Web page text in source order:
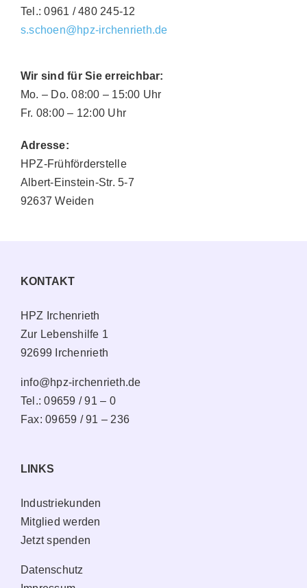
Tel.: 0961 / 480 245-12
s.schoen@hpz-irchenrieth.de
Wir sind für Sie erreichbar:
Mo. – Do. 08:00 – 15:00 Uhr
Fr. 08:00 – 12:00 Uhr
Adresse:
HPZ-Frühförderstelle
Albert-Einstein-Str. 5-7
92637 Weiden
KONTAKT
HPZ Irchenrieth
Zur Lebenshilfe 1
92699 Irchenrieth
info@hpz-irchenrieth.de
Tel.: 09659 / 91 – 0
Fax: 09659 / 91 – 236
LINKS
Industriekunden
Mitglied werden
Jetzt spenden
Datenschutz